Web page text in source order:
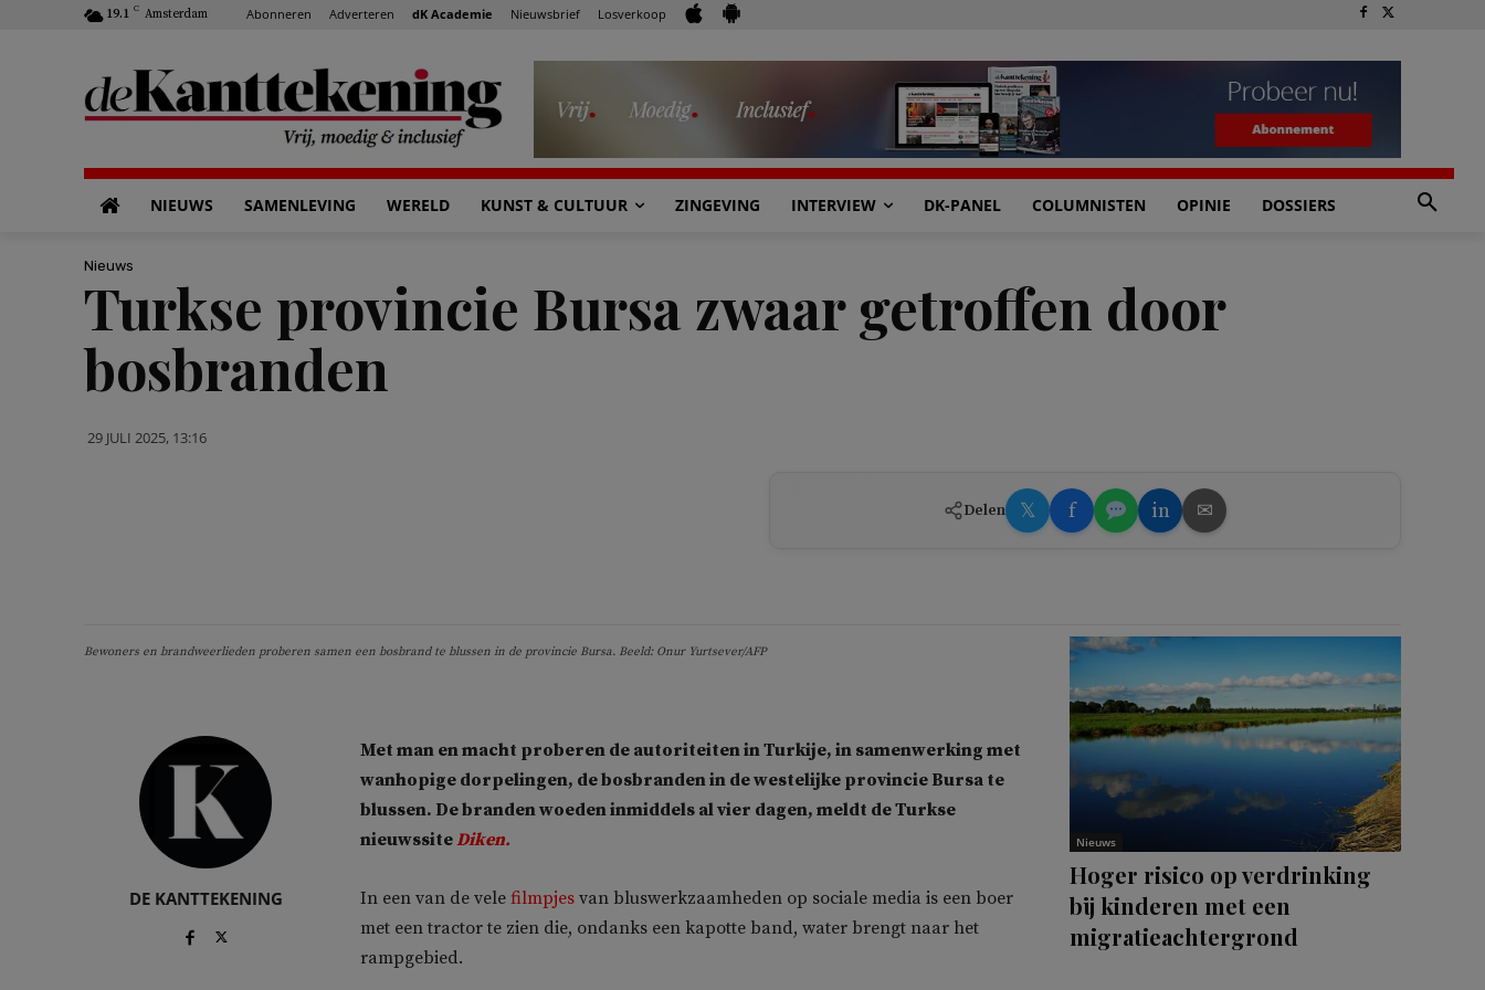
19.1 C Amsterdam Abonneren Adverteren dK Academie Nieuwsbrief Losverkoop
NIEUWS SAMENLEVING WERELD KUNST & CULTUUR ZINGEVING INTERVIEW DK-PANEL COLUMNISTEN OPINIE DOSSIERS
Nieuws
Turkse provincie Bursa zwaar getroffen door
bosbranden
29 JULI 2025, 13:16
Delen 𝕏 f in ✉
Bewoners en brandweerlieden proberen samen een bosbrand te blussen in de provincie Bursa. Beeld: Onur Yurtsever/AFP
DE KANTTEKENING
Met man en macht proberen de autoriteiten in Turkije, in samenwerking met
wanhopige dorpelingen, de bosbranden in de westelijke provincie Bursa te
blussen. De branden woeden inmiddels al vier dagen, meldt de Turkse
nieuwssiteDiken.
In een van de vele filmpjes van bluswerkzaamheden op sociale media is een boer
met een tractor te zien die, ondanks een kapotte band, water brengt naar het
rampgebied.
Nieuws
Hoger risico op verdrinking
bij kinderen met een
migratieachtergrond